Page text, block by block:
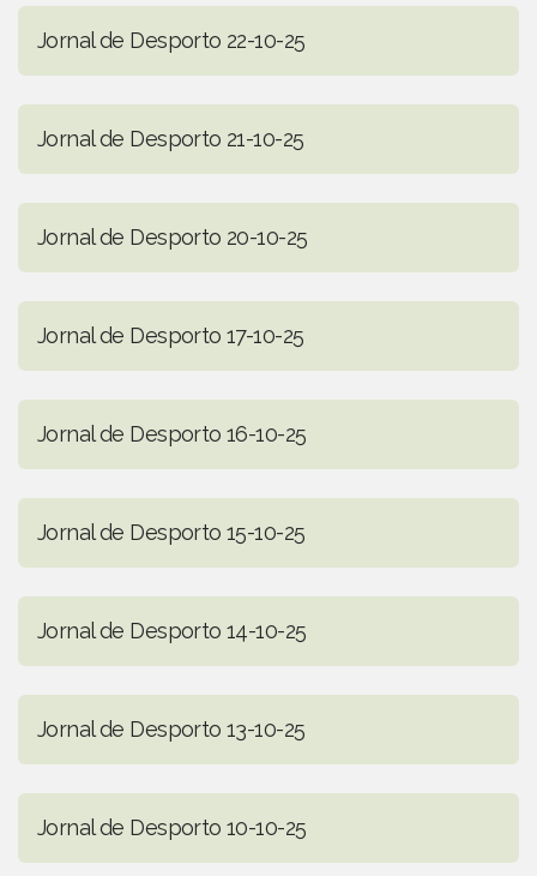
Jornal de Desporto 22-10-25
Jornal de Desporto 21-10-25
Jornal de Desporto 20-10-25
Jornal de Desporto 17-10-25
Jornal de Desporto 16-10-25
Jornal de Desporto 15-10-25
Jornal de Desporto 14-10-25
Jornal de Desporto 13-10-25
Jornal de Desporto 10-10-25